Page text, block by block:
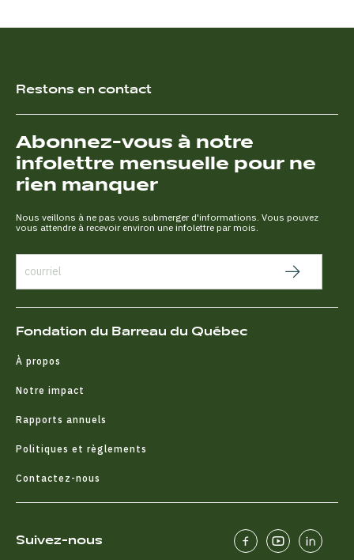
Restons en contact
Abonnez-vous à notre
infolettre mensuelle pour ne
rien manquer
Nous veillons à ne pas vous submerger d'informations. Vous pouvez
vous attendre à recevoir environ une infolettre par mois.
Fondation du Barreau du Québec
À propos
Notre impact
Rapports annuels
Politiques et règlements
Contactez-nous
Suivez-nous